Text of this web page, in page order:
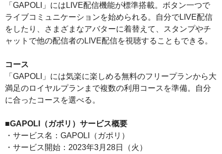
「GAPOLI」にはLIVE配信機能が標準搭載。ボタン一つで
ライブコミュニケーションを始められる。自分でLIVE配信
をしたり、さまざまなアバターに着替えて、スタンプやチ
ャットで他の配信者のLIVE配信を視聴することもできる。
コース
「GAPOLI」には気楽に楽しめる無料のフリープランから大
満足のロイヤルプランまで複数の利用コースを準備。自分
に合ったコースを選べる。
■GAPOLI（ガポリ）サービス概要
・サービス名：GAPOLI（ガポリ）
・サービス開始：2023年3月28日（火）